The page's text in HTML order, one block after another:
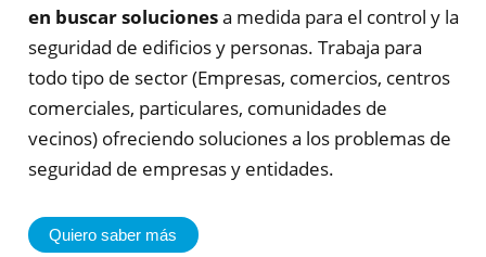
en buscar solucionesa medida para el control y la
seguridad de edificios y personas. Trabaja para
todo tipo de sector (Empresas, comercios, centros
comerciales, particulares, comunidades de
vecinos) ofreciendo soluciones a los problemas de
seguridad de empresas y entidades.
Quiero saber más